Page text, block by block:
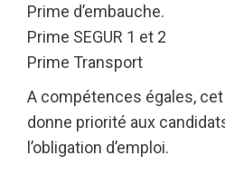
Prime d’embauche.
Prime SEGUR 1 et 2
Prime Transport
A compétences égales,
donne priorité aux
l’obligation d’emploi.